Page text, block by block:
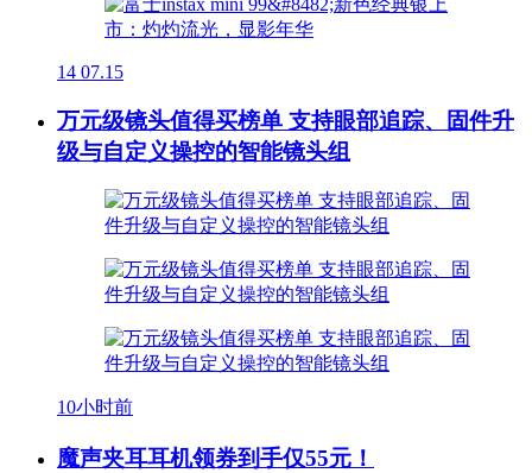
14 07.15
万元级镜头值得买榜单 支持眼部追踪、固件升
级与自定义操控的智能镜头组
10小时前
魔声夹耳耳机领券到手仅55元！